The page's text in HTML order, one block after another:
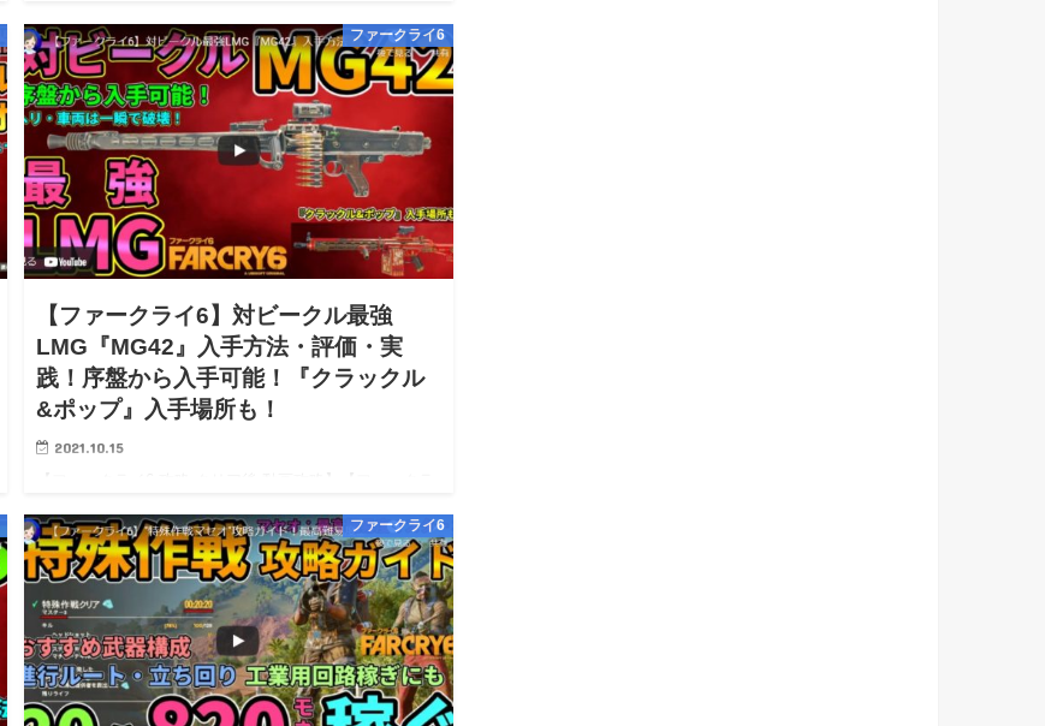
度5地震被災・かつ怖…
ファークライ6
【ファークライ6】対ビークル最強
LMG『MG42』入手方法・評価・実
践！序盤から入手可能！『クラックル
&ポップ』入手場所も！
2021.10.15
walkthrough】 ※10/08 0時：攻略開始！※ライター：震
度5地震被災・かつ怖…
ファークライ6